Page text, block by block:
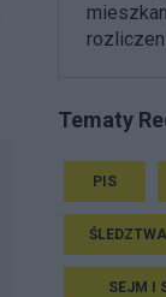
Tematy
PIS
ŚLEDZTWA
SEJM I